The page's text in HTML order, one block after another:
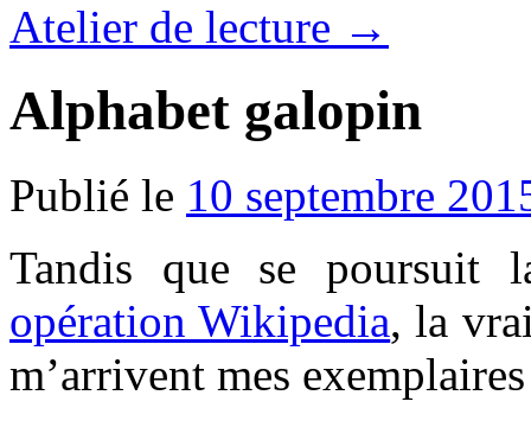
Atelier de lecture →
Alphabet galopin
Publié le 10 septembre
Tandis que se poursuit
opération Wikipedia, la
m’arrivent mes